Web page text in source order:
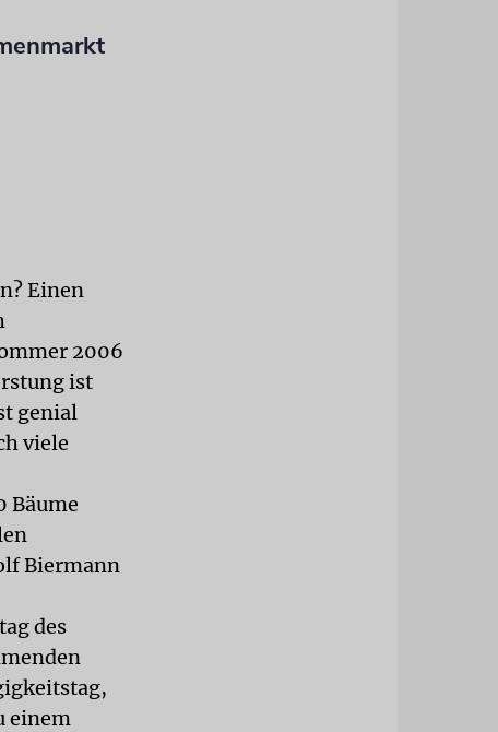
Einen
2006
ist
genial
viele
Bäume
Biermann
des
einem